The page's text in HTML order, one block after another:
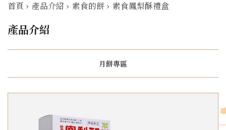
首頁 › 產品介紹 › 素食的餅 › 素食鳳梨酥禮盒
產品介紹
月餅專區